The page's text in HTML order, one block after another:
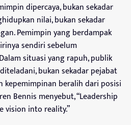
dipercaya, bukan sekadar
nilai, bukan sekadar
Pemimpin yang berdampak
sendiri sebelum
situasi yang rapuh, publik
bukan sekadar pejabat
beralih dari posisi
Bennis menyebut, “Leadership
vision into reality.”